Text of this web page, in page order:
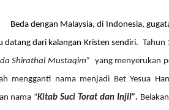
Beda dengan Malaysia, di Indonesia,
datang dari kalangan Kristen sendiri. Tahun
Shirathal Mustaqim” yang menyerukan
mengganti nama menjadi Bet Yesua
nama ”Kitab Suci Torat dan Injil”.